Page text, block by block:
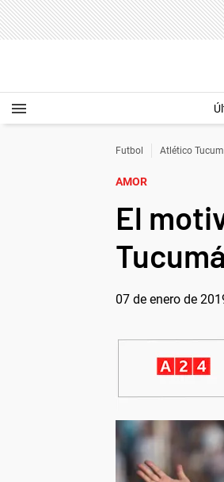
Futbol Atlético
AMOR
El
07 de enero de